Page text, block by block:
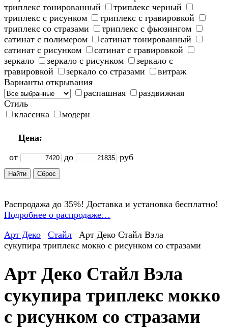
триплекс тонированный
триплекс черный
триплекс с рисунком
триплекс с гравировкой
триплекс со стразами
триплекс с фьюзингом
сатинат с полимером
сатинат тонированный
сатинат с рисунком
сатинат с гравировкой
зеркало
зеркало с рисунком
зеркало с
гравировкой
зеркало со стразами
витраж
Варианты открывания
распашная
раздвижная
Стиль
классика
модерн
Цена:
от
до руб
Распродажа до 35%! Доставка и установка бесплатно!
Подробнее о распродаже…
Арт Деко
Стайл
Арт Деко Стайл Вэла
сукупира триплекс мокко с рисунком со стразами
Арт Деко Стайл Вэла
сукупира триплекс мокко
с рисунком со стразами